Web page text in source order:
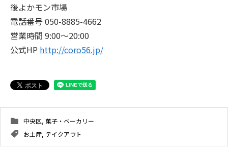
後よかモン市場
電話番号 050-8885-4662
営業時間 9:00～20:00
公式HP http://coro56.jp/
中央区, 菓子・ベーカリー
お土産, テイクアウト